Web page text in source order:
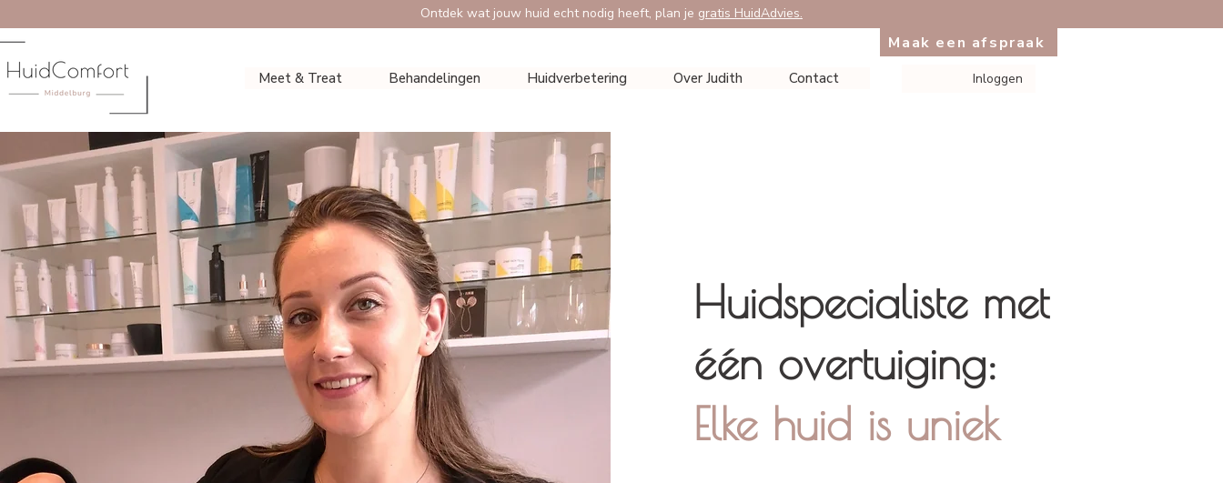
Ontdek wat jouw huid echt nodig heeft, plan je gratis HuidAdvies.
Maak een afspraak
Meet & Treat Behandelingen Huidverbetering Over Judith Contact Inloggen
Huidspecialiste met
één overtuiging:
Elke huid is uniek